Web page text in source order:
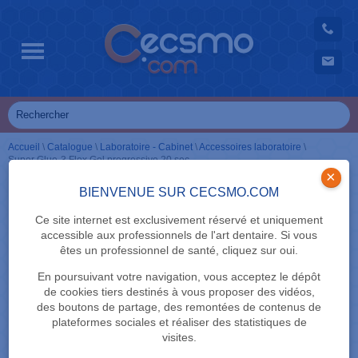
BIENVENUE SUR CECSMO.COM
Ce site internet est exclusivement réservé et uniquement
accessible aux professionnels de l'art dentaire. Si vous
êtes un professionnel de santé, cliquez sur oui.
En poursuivant votre navigation, vous acceptez le dépôt
de cookies tiers destinés à vous proposer des vidéos,
des boutons de partage, des remontées de contenus de
plateformes sociales et réaliser des statistiques de
visites.
×
Accueil \ Catalogue \ Laboratoire - Cabinet \Accessoires laboratoire \
Super Glue-3 Flex Gel progressive 20 sec.